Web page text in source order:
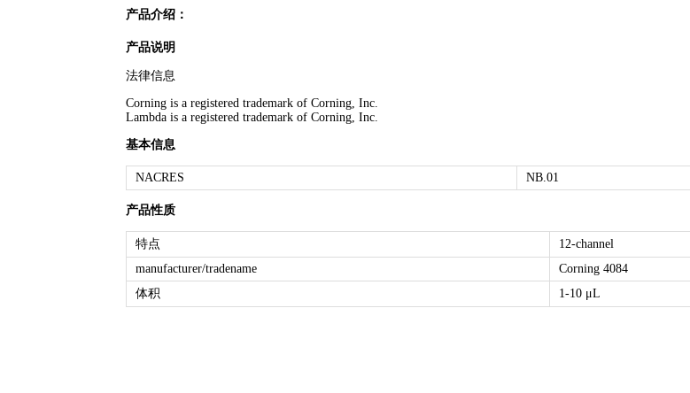
产品介绍：
产品说明
法律信息
Corning is a registered trademark of Corning, Inc.
Lambda is a registered trademark of Corning, Inc.
基本信息
NACRES NB.01
产品性质
特点
12-channel
manufacturer/tradename
Corning 4084
体积
1-10 μL